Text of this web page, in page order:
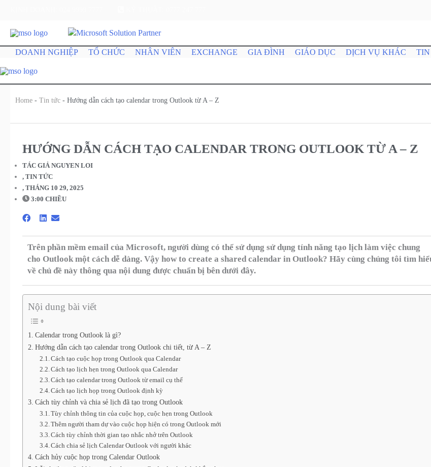
DOANH NGHIỆP TỔ CHỨC NHÂN VIÊN EXCHANGE GIA ĐÌNH GIÁO DỤC DỊCH VỤ KHÁC TIN
Home - Tin tức - Hướng dẫn cách tạo calendar trong Outlook từ A – Z
HƯỚNG DẪN CÁCH TẠO CALENDAR TRONG OUTLOOK TỪ A – Z
TÁC GIẢ NGUYEN LOI
, TIN TỨC
, THÁNG 10 29, 2025
3:00 CHIỀU
Trên phần mềm email của Microsoft, người dùng có thể sử dụng sử dụng tính năng tạo lịch làm việc chung
cho Outlook một cách dễ dàng. Vậy how to create a shared calendar in Outlook? Hãy cùng chúng tôi tìm
về chủ đề này thông qua nội dung được chuẩn bị bên dưới đây.
Nội dung bài viết
Calendar trong Outlook là gì?
Hướng dẫn cách tạo calendar trong Outlook chi tiết, từ A – Z
Cách tạo cuộc họp trong Outlook qua Calendar
Cách tạo lịch hẹn trong Outlook qua Calendar
Cách tạo calendar trong Outlook từ email cụ thể
Cách tạo lịch họp trong Outlook định kỳ
Cách tùy chỉnh và chia sẻ lịch đã tạo trong Outlook
Tùy chỉnh thông tin của cuộc họp, cuộc hẹn trong Outlook
Thêm người tham dự vào cuộc họp hiện có trong Outlook mới
Cách tùy chỉnh thời gian tạo nhắc nhở trên Outlook
Cách chia sẻ lịch Calendar Outlook với người khác
Cách hủy cuộc họp trong Calendar Outlook